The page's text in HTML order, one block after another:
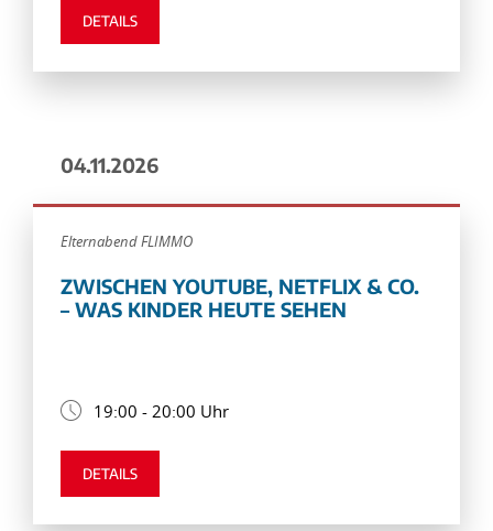
DETAILS
04.11.2026
Elternabend FLIMMO
ZWISCHEN YOUTUBE, NETFLIX & CO.
– WAS KINDER HEUTE SEHEN
19:00 - 20:00 Uhr
DETAILS